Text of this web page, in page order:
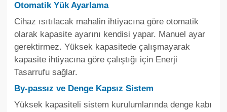
Otomatik Yük Ayarlama
Cihaz ısıtılacak mahalin ihtiyacına göre otomatik
olarak kapasite ayarını kendisi yapar. Manuel ayar
gerektirmez. Yüksek kapasitede çalışmayarak
kapasite ihtiyacına göre çalıştığı için Enerji
Tasarrufu sağlar.
By-passız ve Denge Kapsız Sistem
Yüksek kapasiteli sistem kurulumlarında denge kabı